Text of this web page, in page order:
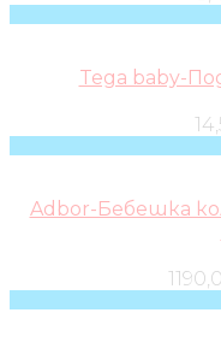
Tega baby-
Adbor-Бебешка